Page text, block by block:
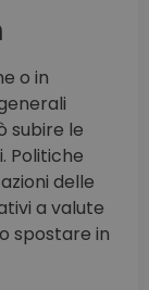
o in
subire le
Politiche
delle
a valute
spostare in